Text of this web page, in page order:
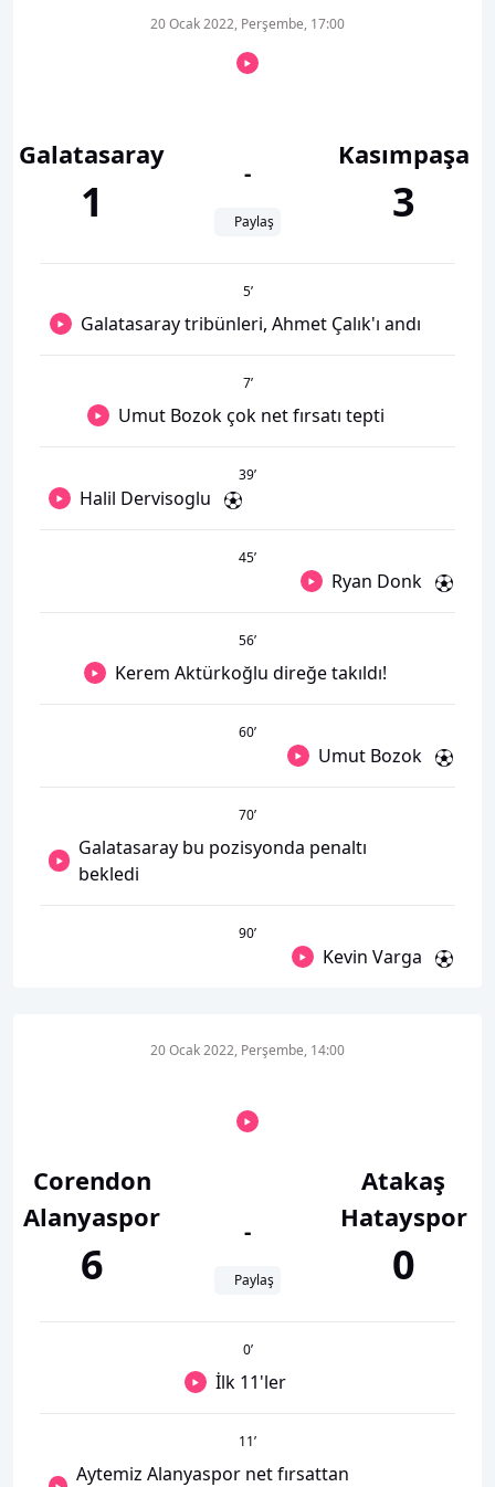
Galatasaray
1
20 Ocak 2022, Perşembe, 17:00
-
Paylaş
Kasımpaşa
3
5’
Galatasaray tribünleri, Ahmet Çalık'ı andı
7’
Umut Bozok çok net fırsatı tepti
39’
Halil Dervisoglu
45’
Ryan Donk
56’
Kerem Aktürkoğlu direğe takıldı!
60’
Umut Bozok
70’
Galatasaray bu pozisyonda penaltı
bekledi
90’
Kevin Varga
Corendon
Alanyaspor
6
20 Ocak 2022, Perşembe, 14:00
-
Paylaş
Atakaş
Hatayspor
0
0’
İlk 11'ler
11’
Aytemiz Alanyaspor net fırsattan